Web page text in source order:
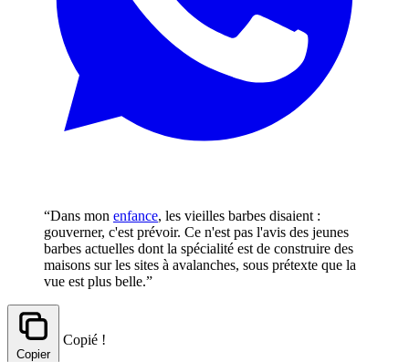
“Dans mon enfance, les vieilles barbes disaient :
gouverner, c'est prévoir. Ce n'est pas l'avis des jeunes
barbes actuelles dont la spécialité est de construire des
maisons sur les sites à avalanches, sous prétexte que la
vue est plus belle.”
Copier
Copié !